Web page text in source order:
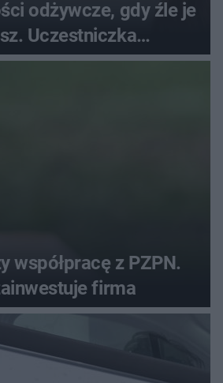
odżywcze, gdy źle je
Uczestniczka
współpracę z PZPN.
firma